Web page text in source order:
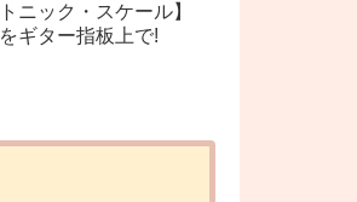
トニック・スケール】
をギター指板上で!